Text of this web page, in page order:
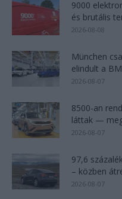
9000
és brutális
2026-08-08
München
elindult a
2026-08-07
8500-an
láttak —
2026-08-07
97,6
– közben
2026-08-07